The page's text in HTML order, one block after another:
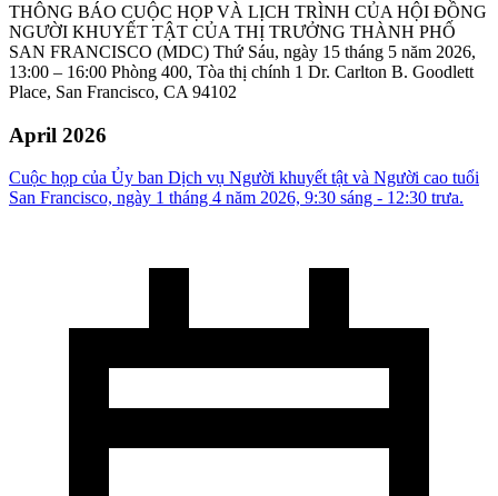
THÔNG BÁO CUỘC HỌP VÀ LỊCH TRÌNH CỦA HỘI ĐỒNG
NGƯỜI KHUYẾT TẬT CỦA THỊ TRƯỞNG THÀNH PHỐ
SAN FRANCISCO (MDC) Thứ Sáu, ngày 15 tháng 5 năm 2026,
13:00 – 16:00 Phòng 400, Tòa thị chính 1 Dr. Carlton B. Goodlett
Place, San Francisco, CA 94102
April 2026
Cuộc họp của Ủy ban Dịch vụ Người khuyết tật và Người cao tuổi
San Francisco, ngày 1 tháng 4 năm 2026, 9:30 sáng - 12:30 trưa.